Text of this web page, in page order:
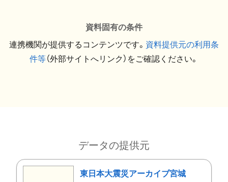
資料固有の条件
連携機関が提供するコンテンツです。 資料提供元の利用条
件等（外部サイトへリンク）をご確認ください。
データの提供元
東日本大震災アーカイブ宮城